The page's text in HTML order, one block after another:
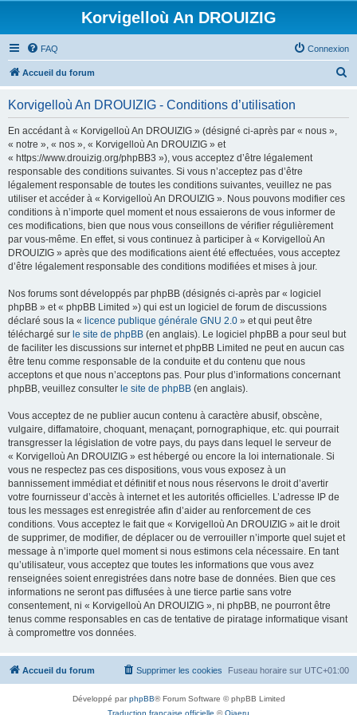
Korvigelloù An DROUIZIG
FAQ Connexion
Accueil du forum
Korvigelloù An DROUIZIG - Conditions d’utilisation
En accédant à « Korvigelloù An DROUIZIG » (désigné ci-après par « nous »,
« notre », « nos », « Korvigelloù An DROUIZIG » et
« https://www.drouizig.org/phpBB3 »), vous acceptez d’être légalement
responsable des conditions suivantes. Si vous n’acceptez pas d’être
légalement responsable de toutes les conditions suivantes, veuillez ne pas
utiliser et accéder à « Korvigelloù An DROUIZIG ». Nous pouvons modifier ces
conditions à n’importe quel moment et nous essaierons de vous informer de
ces modifications, bien que nous vous conseillons de vérifier régulièrement
par vous-même. En effet, si vous continuez à participer à « Korvigelloù An
DROUIZIG » après que des modifications aient été effectuées, vous acceptez
d’être légalement responsable des conditions modifiées et mises à jour.
Nos forums sont développés par phpBB (désignés ci-après par « logiciel
phpBB » et « phpBB Limited ») qui est un logiciel de forum de discussions
déclaré sous la « licence publique générale GNU 2.0 » et qui peut être
téléchargé sur le site de phpBB (en anglais). Le logiciel phpBB a pour seul but
de faciliter les discussions sur internet et phpBB Limited ne peut en aucun cas
être tenu comme responsable de la conduite et du contenu que nous
acceptons et que nous n’acceptons pas. Pour plus d’informations concernant
phpBB, veuillez consulter le site de phpBB (en anglais).
Vous acceptez de ne publier aucun contenu à caractère abusif, obscène,
vulgaire, diffamatoire, choquant, menaçant, pornographique, etc. qui pourrait
transgresser la législation de votre pays, du pays dans lequel le serveur de
« Korvigelloù An DROUIZIG » est hébergé ou encore la loi internationale. Si
vous ne respectez pas ces dispositions, vous vous exposez à un
bannissement immédiat et définitif et nous nous réservons le droit d’avertir
votre fournisseur d’accès à internet et les autorités officielles. L’adresse IP de
tous les messages est enregistrée afin d’aider au renforcement de ces
conditions. Vous acceptez le fait que « Korvigelloù An DROUIZIG » ait le droit
de supprimer, de modifier, de déplacer ou de verrouiller n’importe quel sujet et
message à n’importe quel moment si nous estimons cela nécessaire. En tant
qu’utilisateur, vous acceptez que toutes les informations que vous avez
renseignées soient enregistrées dans notre base de données. Bien que ces
informations ne seront pas diffusées à une tierce partie sans votre
consentement, ni « Korvigelloù An DROUIZIG », ni phpBB, ne pourront être
tenus comme responsables en cas de tentative de piratage informatique visant
à compromettre vos données.
Accueil du forum Fuseau horaire sur UTC+01:00
Supprimer les cookies
Développé parphpBB® Forum Software © phpBB Limited
Traduction française officielle ©Qiaeru